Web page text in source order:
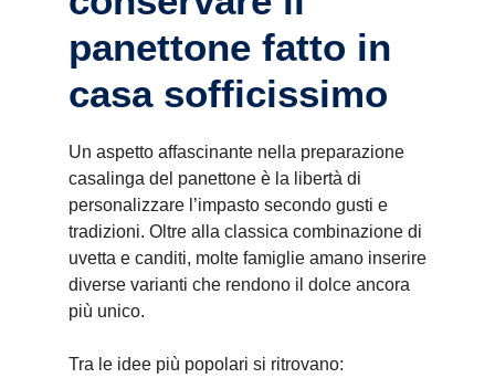
panettone fatto in
casa sofficissimo
Un aspetto affascinante nella preparazione
casalinga del panettone è la libertà di
personalizzare l’impasto secondo gusti e
tradizioni. Oltre alla classica combinazione di
uvetta e canditi, molte famiglie amano inserire
diverse varianti che rendono il dolce ancora
più unico.
Tra le idee più popolari si ritrovano: